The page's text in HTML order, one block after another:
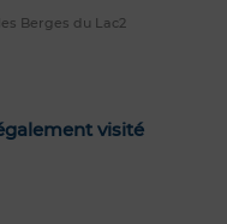
Berges du Lac2
visité